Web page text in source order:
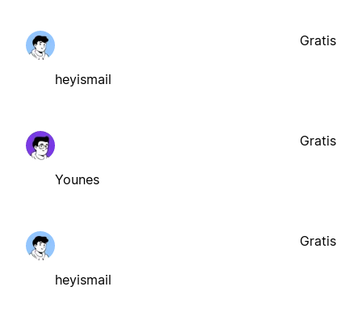
heyismail
Gratis
Younes
Gratis
heyismail
Gratis